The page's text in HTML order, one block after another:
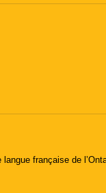
française de